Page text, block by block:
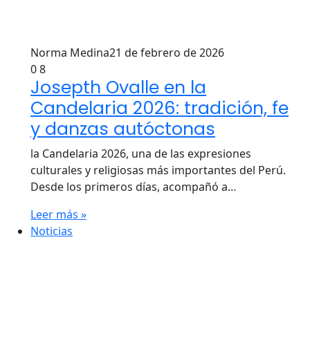
Norma Medina21 de febrero de 2026
08
Josepth Ovalle en la
Candelaria 2026: tradición, fe
y danzas autóctonas
la Candelaria 2026, una de las expresiones
culturales y religiosas más importantes del Perú.
Desde los primeros días, acompañó a…
Leer más »
Noticias